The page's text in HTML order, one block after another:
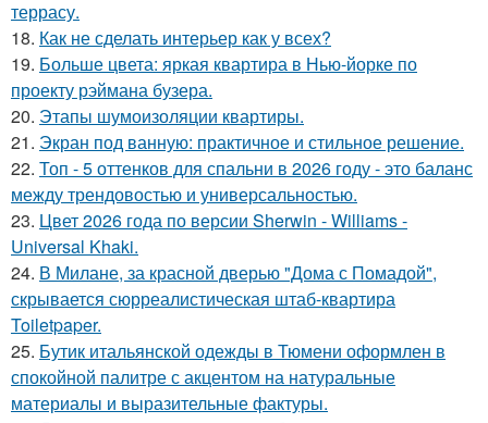
террасу.
18. Как не сделать интерьер как у всех?
19. Больше цвета: яркая квартира в Нью-йорке по
проекту рэймана бузера.
20. Этапы шумоизоляции квартиры.
21. Экран под ванную: практичное и стильное решение.
22. Топ - 5 оттенков для спальни в 2026 году - это баланс
между трендовостью и универсальностью.
23. Цвет 2026 года по версии Sherwin - Williams -
Universal Khaki.
24. В Милане, за красной дверью "Дома с Помадой",
скрывается сюрреалистическая штаб-квартира
Toiletpaper.
25. Бутик итальянской одежды в Тюмени оформлен в
спокойной палитре с акцентом на натуральные
материалы и выразительные фактуры.